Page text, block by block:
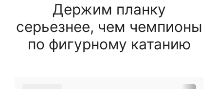
Держим планку
серьезнее, чем чемпионы
по фигурному катанию